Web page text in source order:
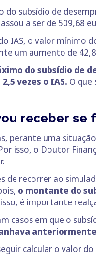
do subsídio de
a ser de 509,68
IAS, o valor mínimo
um aumento de
do subsídio de
2,5 vezes o IAS. O que
receber se
perante uma
isso, o Doutor
de recorrer ao
o montante do
é importante
casos em que o
calcular o valor